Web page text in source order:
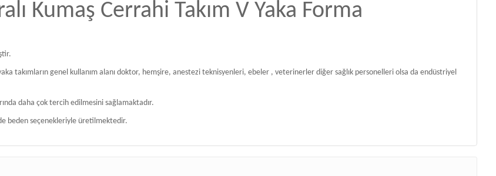
Kumaş Cerrahi Takım V Yaka Forma
takımların genel kullanım alanı doktor, hemşire, anestezi teknisyenleri, ebeler , veterinerler diğer sağlık personelleri olsa da endüstriyel
daha çok tercih edilmesini sağlamaktadır.
beden seçenekleriyle üretilmektedir.